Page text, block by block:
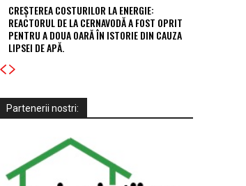
CREȘTEREA COSTURILOR LA ENERGIE:
REACTORUL DE LA CERNAVODĂ A FOST OPRIT
PENTRU A DOUA OARĂ ÎN ISTORIE DIN CAUZA
LIPSEI DE APĂ.
Partenerii nostri: